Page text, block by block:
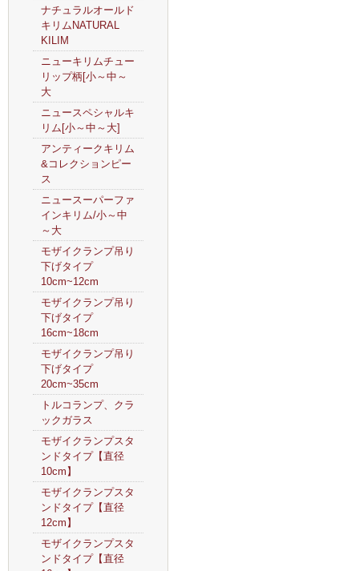
ナチュラルオールド
キリムNATURAL
KILIM
ニューキリムチュー
リップ柄[小～中～
大
ニュースペシャルキ
リム[小～中～大]
アンティークキリム
&コレクションピー
ス
ニュースーパーファ
インキリム/小～中
～大
モザイクランプ吊り
下げタイプ
10cm~12cm
モザイクランプ吊り
下げタイプ
16cm~18cm
モザイクランプ吊り
下げタイプ
20cm~35cm
トルコランプ、クラ
ックガラス
モザイクランプスタ
ンドタイプ【直径
10cm】
モザイクランプスタ
ンドタイプ【直径
12cm】
モザイクランプスタ
ンドタイプ【直径